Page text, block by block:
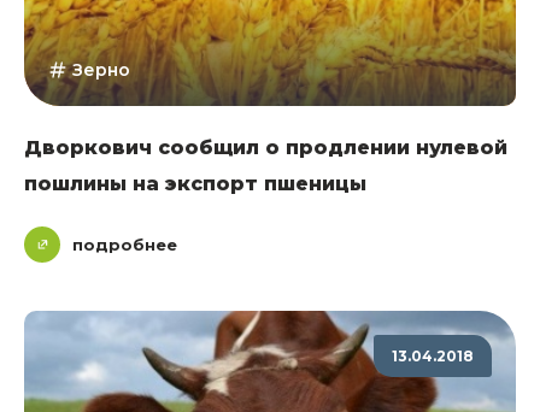
Зерно
Дворкович сообщил о продлении нулевой
пошлины на экспорт пшеницы
подробнее
13.04.2018